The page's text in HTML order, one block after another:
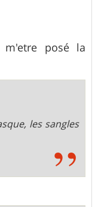
posé la
les sangles